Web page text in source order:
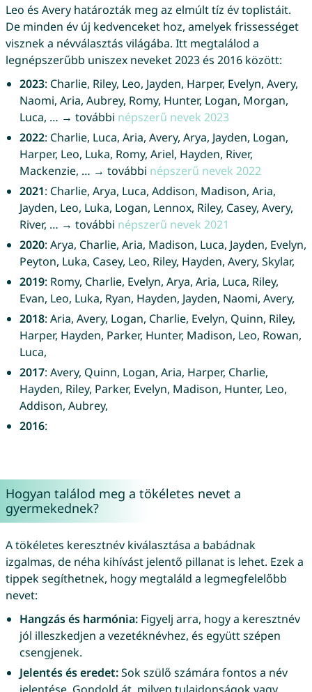
Leo és Avery határozták meg az elmúlt tíz év toplistáit.
De minden év új kedvenceket hoz, amelyek frissességet
visznek a névválasztás világába. Itt megtalálod a
legnépszerűbb uniszex neveket 2023 és 2016 között:
2023: Charlie, Riley, Leo, Jayden, Harper, Evelyn, Avery,
Naomi, Aria, Aubrey, Romy, Hunter, Logan, Morgan,
Luca, … → további népszerű nevek 2023
2022: Charlie, Luca, Aria, Avery, Arya, Jayden, Logan,
Harper, Leo, Luka, Romy, Ariel, Hayden, River,
Mackenzie, … → további népszerű nevek 2022
2021: Charlie, Arya, Luca, Addison, Madison, Aria,
Jayden, Leo, Luka, Logan, Lennox, Riley, Casey, Avery,
River, … → további népszerű nevek 2021
2020: Arya, Charlie, Aria, Madison, Luca, Jayden, Evelyn,
Peyton, Luka, Casey, Leo, Riley, Hayden, Avery, Skylar,
2019: Romy, Charlie, Evelyn, Arya, Aria, Luca, Riley,
Evan, Leo, Luka, Ryan, Hayden, Jayden, Naomi, Avery,
2018: Aria, Avery, Logan, Charlie, Evelyn, Quinn, Riley,
Harper, Hayden, Parker, Hunter, Madison, Leo, Rowan,
Luca,
2017: Avery, Quinn, Logan, Aria, Harper, Charlie,
Hayden, Riley, Parker, Evelyn, Madison, Hunter, Leo,
Addison, Aubrey,
2016:
Hogyan találod meg a tökéletes nevet a
gyermekednek?
A tökéletes keresztnév kiválasztása a babádnak
izgalmas, de néha kihívást jelentő pillanat is lehet. Ezek a
tippek segíthetnek, hogy megtaláld a legmegfelelőbb
nevet:
Hangzás és harmónia:Figyelj arra, hogy a keresztnév
jól illeszkedjen a vezetéknévhez, és együtt szépen
csengjenek.
Jelentés és eredet:Sok szülő számára fontos a név